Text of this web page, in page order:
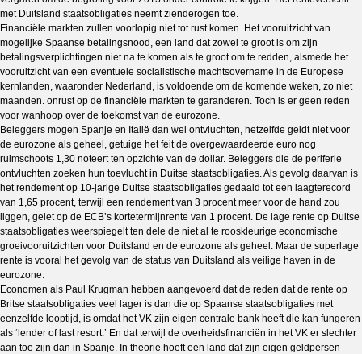
met Duitsland staatsobligaties neemt zienderogen toe.
Financiële markten zullen voorlopig niet tot rust komen. Het vooruitzicht van
mogelijke Spaanse betalingsnood, een land dat zowel te groot is om zijn
betalingsverplichtingen niet na te komen als te groot om te redden, alsmede het
vooruitzicht van een eventuele socialistische machtsovername in de Europese
kernlanden, waaronder Nederland, is voldoende om de komende weken, zo niet
maanden. onrust op de financiële markten te garanderen. Toch is er geen reden
voor wanhoop over de toekomst van de eurozone.
Beleggers mogen Spanje en Italië dan wel ontvluchten, hetzelfde geldt niet voor
de eurozone als geheel, getuige het feit de overgewaardeerde euro nog
ruimschoots 1,30 noteert ten opzichte van de dollar. Beleggers die de periferie
ontvluchten zoeken hun toevlucht in Duitse staatsobligaties. Als gevolg daarvan is
het rendement op 10-jarige Duitse staatsobligaties gedaald tot een laagterecord
van 1,65 procent, terwijl een rendement van 3 procent meer voor de hand zou
liggen, gelet op de ECB’s kortetermijnrente van 1 procent. De lage rente op Duitse
staatsobligaties weerspiegelt ten dele de niet al te rooskleurige economische
groeivooruitzichten voor Duitsland en de eurozone als geheel. Maar de superlage
rente is vooral het gevolg van de status van Duitsland als veilige haven in de
eurozone.
Economen als Paul Krugman hebben aangevoerd dat de reden dat de rente op
Britse staatsobligaties veel lager is dan die op Spaanse staatsobligaties met
eenzelfde looptijd, is omdat het VK zijn eigen centrale bank heeft die kan fungeren
als ‘lender of last resort.’ En dat terwijl de overheidsfinanciën in het VK er slechter
aan toe zijn dan in Spanje. In theorie hoeft een land dat zijn eigen geldpersen